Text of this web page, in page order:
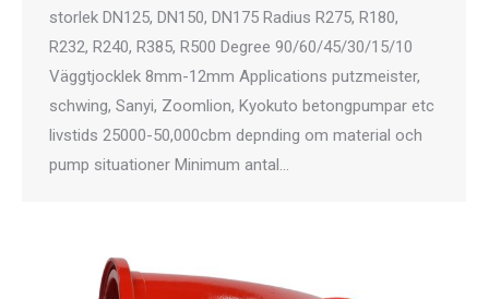
storlek DN125, DN150, DN175 Radius R275, R180,
R232, R240, R385, R500 Degree 90/60/45/30/15/10
Väggtjocklek 8mm-12mm Applications putzmeister,
schwing, Sanyi, Zoomlion, Kyokuto betongpumpar etc
livstids 25000-50,000cbm depnding om material och
pump situationer Minimum antal…